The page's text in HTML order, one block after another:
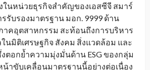
ในหน่วยธุรกิจสำคัญของเอสซีจี สมาร์
รับรองมาตรฐาน มอก. 9999 ด้าน
าคอุตสาหกรรม สะท้อนถึงการบริหาร
นมิติเศรษฐกิจ สังคม สิ่งแวดล้อม และ
ตอกย้ำความมุ่งมั่นด้าน ESG ของกลุ่ม
าขับเคลื่อนมาตรฐานนี้อย่างต่อเนื่อง